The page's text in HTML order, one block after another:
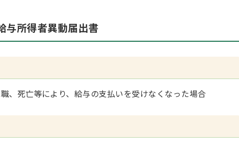
与所得者異動届出書
、死亡等により、給与の支払いを受けなくなった場合